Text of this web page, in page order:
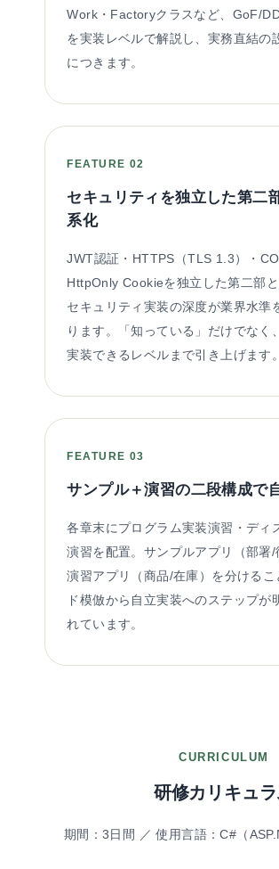
Work・Factoryクラスなど、GoF/
を実装レベルで解説し、実務直結の
につきます。
FEATURE 02
セキュリティを独立した第二
系化
JWT認証・HTTPS（TLS 1.3）・
HttpOnly Cookieを独立した第二部と
セキュリティ実装の深度が業界水準
ります。「知っている」だけでなく
実装できるレベルまで引き上げます。
FEATURE 03
サンプル＋演習の二段構成で
各章末にプログラム実装演習・ディ
演習を配置。サンプルアプリ（部署/
演習アプリ（商品/在庫）を分けるこ
ド模倣から自立実装へのステップが
れています。
CURRICULUM
研修カリキュ
期間：3日間 ／ 使用言語：C#（